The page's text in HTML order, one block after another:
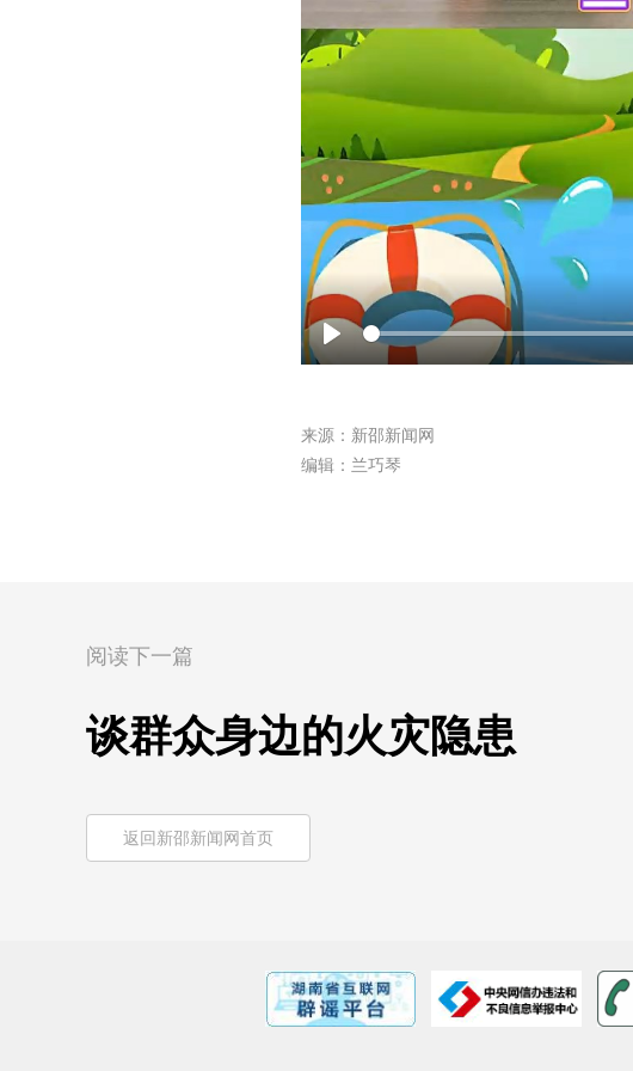
Play
来源：新邵新闻网
编辑：兰巧琴
阅读下一篇
谈群众身边的火灾隐患
返回新邵新闻网首页